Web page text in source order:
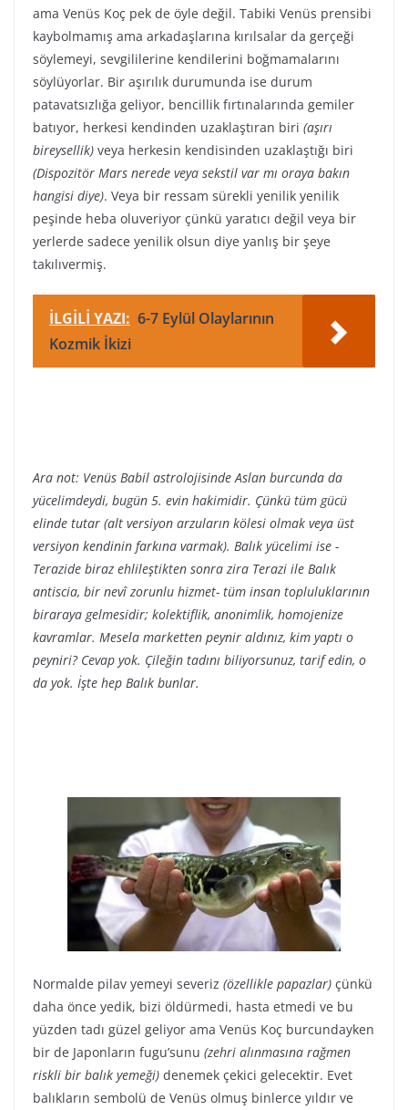
ama Venüs Koç pek de öyle değil. Tabiki Venüs prensibi
kaybolmamış ama arkadaşlarına kırılsalar da gerçeği
söylemeyi, sevgililerine kendilerini boğmamalarını
söylüyorlar. Bir aşırılık durumunda ise durum
patavatsızlığa geliyor, bencillik fırtınalarında gemiler
batıyor, herkesi kendinden uzaklaştıran biri (aşırı
bireysellik) veya herkesin kendisinden uzaklaştığı biri
(Dispozitör Mars nerede veya sekstil var mı oraya bakın
hangisi diye). Veya bir ressam sürekli yenilik yenilik
peşinde heba oluveriyor çünkü yaratıcı değil veya bir
yerlerde sadece yenilik olsun diye yanlış bir şeye
takılıvermiş.
İLGİLİ YAZI: 6-7 Eylül Olaylarının
Kozmik İkizi
Ara not: Venüs Babil astrolojisinde Aslan burcunda da
yücelimdeydi, bugün 5. evin hakimidir. Çünkü tüm gücü
elinde tutar (alt versiyon arzuların kölesi olmak veya üst
versiyon kendinin farkına varmak). Balık yücelimi ise -
Terazide biraz ehlileştikten sonra zira Terazi ile Balık
antiscia, bir nevî zorunlu hizmet- tüm insan topluluklarının
biraraya gelmesidir; kolektiflik, anonimlik, homojenize
kavramlar. Mesela marketten peynir aldınız, kim yaptı o
peyniri? Cevap yok. Çileğin tadını biliyorsunuz, tarif edin, o
da yok. İşte hep Balık bunlar.
Normalde pilav yemeyi severiz (özellikle papazlar) çünkü
daha önce yedik, bizi öldürmedi, hasta etmedi ve bu
yüzden tadı güzel geliyor ama Venüs Koç burcundayken
bir de Japonların fugu’sunu (zehri alınmasına rağmen
riskli bir balık yemeği) denemek çekici gelecektir. Evet
balıkların sembolü de Venüs olmuş binlerce yıldır ve